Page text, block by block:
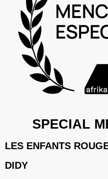
SPECIAL
LES ENFANTS
DIDY